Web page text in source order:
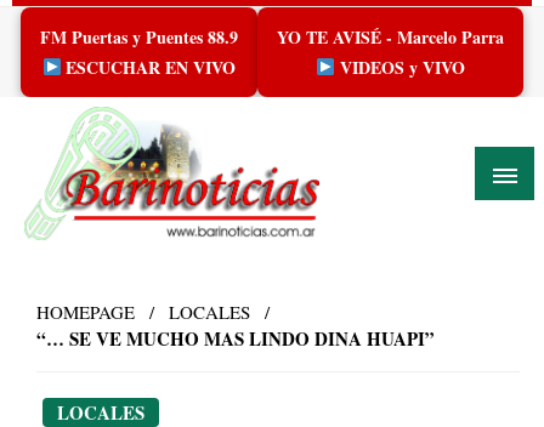
Skip
content
FM Puertas y Puentes 88.9
ESCUCHAR EN VIVO
YO TE AVISÉ - Marcelo Parra
VIDEOS y VIVO
HOMEPAGE LOCALES
“… SE VE MUCHO MAS LINDO DINA HUAPI”
LOCALES